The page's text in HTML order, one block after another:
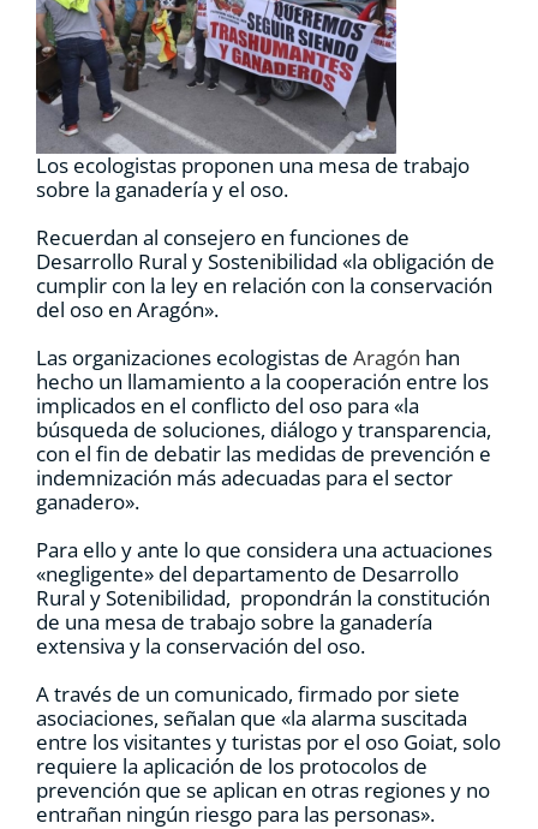
RECURSOS
NOTICIAS
CONTACTO
CARRITO
Los ecologistas proponen una mesa de trabajo
sobre la ganadería y el oso.
Recuerdan al consejero en funciones de
Desarrollo Rural y Sostenibilidad «la obligación de
cumplir con la ley en relación con la conservación
del oso en Aragón».
Las organizaciones ecologistas de Aragón han
hecho un llamamiento a la cooperación entre los
implicados en el conflicto del oso para «la
búsqueda de soluciones, diálogo y transparencia,
con el fin de debatir las medidas de prevención e
indemnización más adecuadas para el sector
ganadero».
Para ello y ante lo que considera una actuaciones
«negligente» del departamento de Desarrollo
Rural y Sotenibilidad, propondrán la constitución
de una mesa de trabajo sobre la ganadería
extensiva y la conservación del oso.
A través de un comunicado, firmado por siete
asociaciones, señalan que «la alarma suscitada
entre los visitantes y turistas por el oso Goiat, solo
requiere la aplicación de los protocolos de
prevención que se aplican en otras regiones y no
entrañan ningún riesgo para las personas».